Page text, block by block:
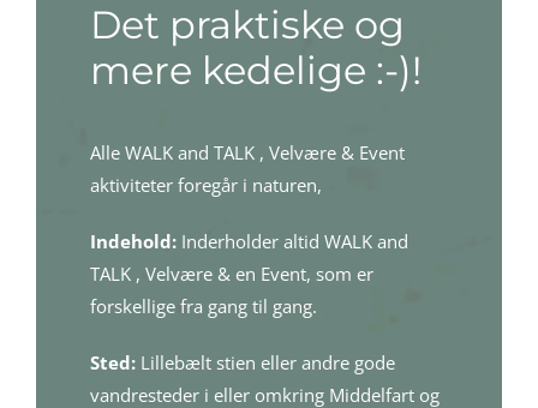
Det praktiske og
mere kedelige :-)!
Alle WALK and TALK , Velvære & Event
aktiviteter foregår i naturen,
Indehold:Inderholder altid WALK and
TALK , Velvære & en Event, som er
forskellige fra gang til gang.
Sted:Lillebælt stien eller andre gode
vandresteder i eller omkring Middelfart og